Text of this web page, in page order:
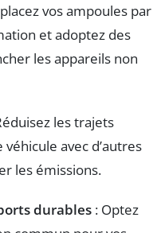
vos ampoules par
et adoptez des
les appareils non
les trajets
avec d’autres
les émissions.
durables : Optez